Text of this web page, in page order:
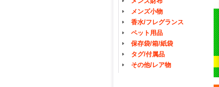
メンズ小物
香水/フレグランス
ペット用品
保存袋/箱/紙袋
タグ/付属品
その他/レア物